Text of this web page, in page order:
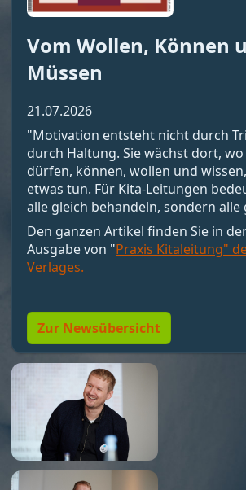
Vom Wollen, Können
Müssen
21.07.2026
"Motivation entsteht nicht durch
durch Haltung. Sie wächst dort,
dürfen, können, wollen und
etwas tun. Für Kita-Leitungen
alle gleich behandeln, sondern
motivieren, sondern Bedingungen
denen Motivation entstehen kann.
sondern Resonanz geben. Und vor
Menschen so führen, dass sie
Den ganzen Artikel finden Sie in
Ausgabe von "Praxis Kitaleitung"
Verlages.
Zur Newsübersicht